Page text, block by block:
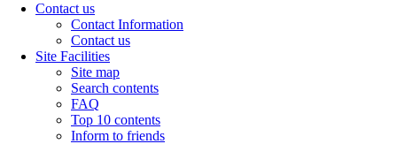
Contact us
Contact Information
Contact us
Site Facilities
Site map
Search contents
FAQ
Top 10 contents
Inform to friends